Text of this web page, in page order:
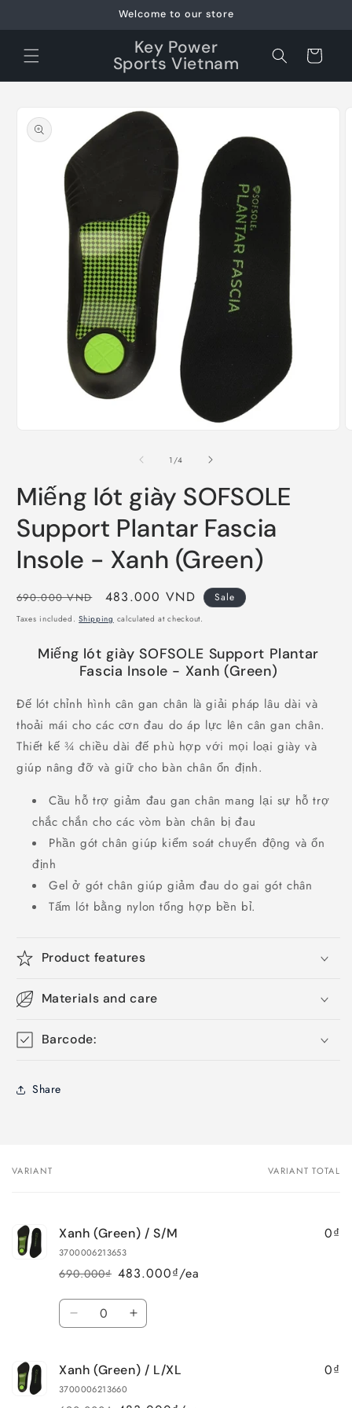
Welcome to our store
Key Power
Sports Vietnam Cart
product
information
1 /of
4
Miếng lót giày SOFSOLE
Support Plantar Fascia
Insole - Xanh (Green)
Regular
price
690.000 VND
Sale
price
483.000 VND Sale
Taxes included.Shipping calculated at checkout.
Miếng lót giày SOFSOLE Support Plantar
Fascia Insole - Xanh (Green)
Đế lót chỉnh hình cân gan chân là giải pháp lâu dài và
thoải mái cho các cơn đau do áp lực lên cân gan chân.
Thiết kế ¾ chiều dài đế phù hợp với mọi loại giày và
giúp nâng đỡ và giữ cho bàn chân ổn định.
Cầu hỗ trợ giảm đau gan chân mang lại sự hỗ trợ
chắc chắn cho các vòm bàn chân bị đau
Phần gót chân giúp kiểm soát chuyển động và ổn
định
Gel ở gót chân giúp giảm đau do gai gót chân
Tấm lót bằng nylon tổng hợp bền bỉ.
Product features
Materials and care
Barcode:
Share
Your
VARIANT VARIANT TOTAL
Xanh (Green) / S/M
3700006213653
Regular
price
690.000₫
Sale
price
483.000₫/ea
0₫
Quantity
Decrease
Xanh
(Green)
Increase
Xanh
/
Xanh (Green) / L/XL
3700006213660
0₫